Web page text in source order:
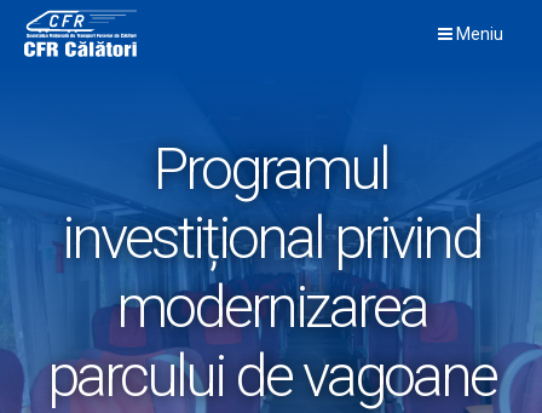
content
Meniu
Programul
investițional privind
modernizarea
parcului de vagoane